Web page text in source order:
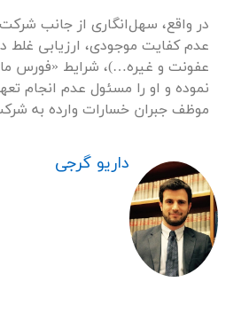
در واقع، سهل‌انگاری از جانب شرکت
عدم کفایت موجودی، ارزیابی غلط
عفونت و غیره…)، شرایط «فورس
نموده و او را مسئول عدم انجام
موظف جبران خسارات وارده به
داریو گرجی